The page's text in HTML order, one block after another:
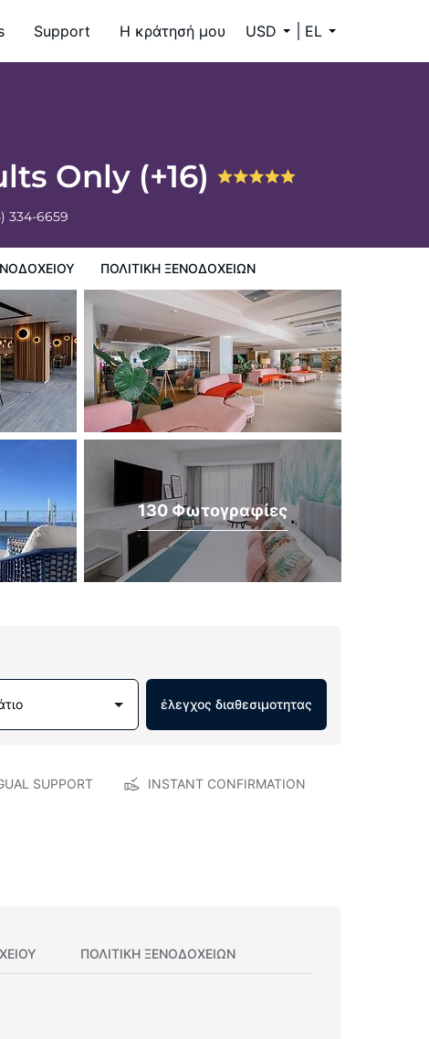
Support Η κράτησή μου USD EL
Only (+16)
334-6659
ΠΟΛΙΤΙΚΗ ΞΕΝΟΔΟΧΕΊΩΝ
130 Φωτογραφίες
έλεγχος διαθεσιμοτητας
SUPPORT INSTANT CONFIRMATION
ΠΟΛΙΤΙΚΗ ΞΕΝΟΔΟΧΕΊΩΝ